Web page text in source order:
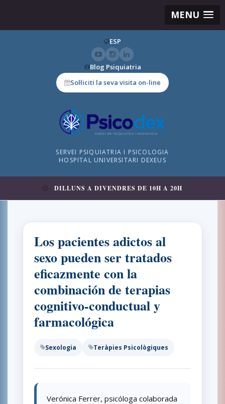
MENU
ESP
Blog Psiquiatria
Sol·liciti la seva visita on-line
SERVEI PSIQUIATRIA I PSICOLOGIA
HOSPITAL UNIVERSITARI DEXEUS
DILLUNS A DIVENDRES DE 10H A 20H
Los pacientes adictos al
sexo pueden ser tratados
eficazmente con la
combinación de terapias
cognitivo-conductual y
farmacológica
Sexologia Teràpies Psicològiques
Verónica Ferrer, psicóloga colaborada